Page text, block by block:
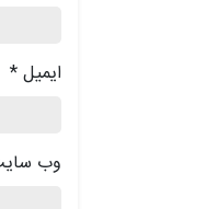
ایمیل*
وب‌